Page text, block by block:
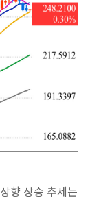
향 상승 추세는